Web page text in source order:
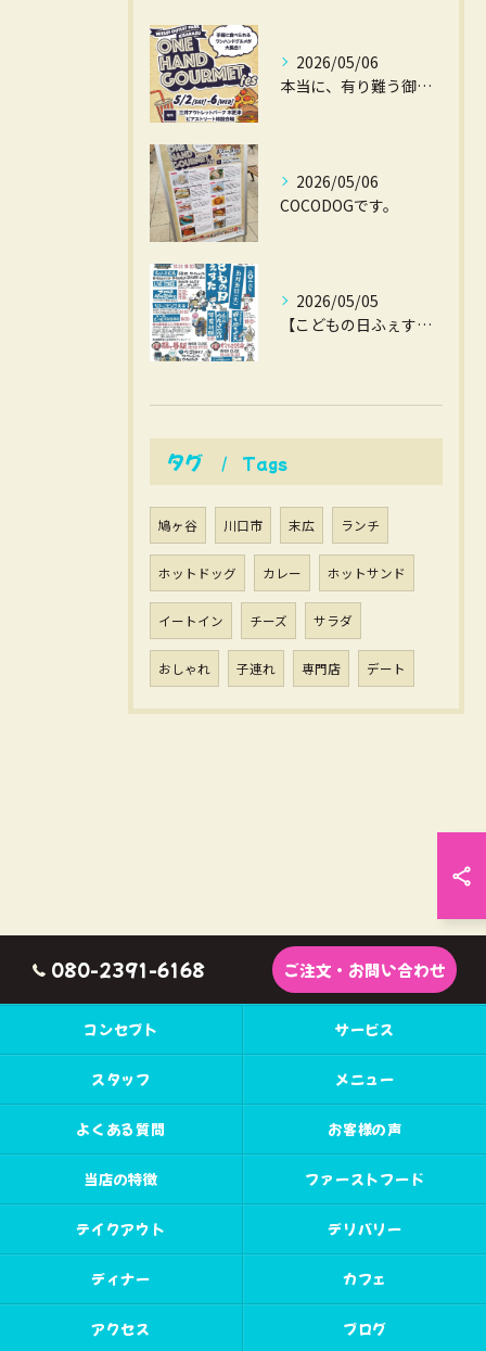
2026/05/06
本当に、有り難う御座いました。
2026/05/06
COCODOGです。
2026/05/05
【こどもの日ふぇすた】
タグ Tags
鳩ヶ谷 川口市 末広 ランチ
ホットドッグ カレー ホットサンド
イートイン チーズ サラダ
おしゃれ 子連れ 専門店 デート
080-2391-6168 ご注文・お問い合わせ
コンセプト サービス
スタッフ メニュー
よくある質問 お客様の声
当店の特徴 ファーストフード
テイクアウト デリバリー
ディナー カフェ
アクセス ブログ